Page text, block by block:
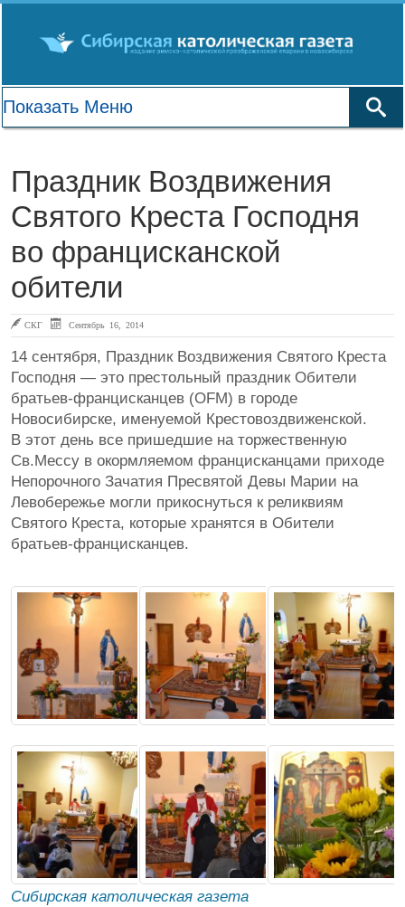
Праздник Воздвижения
Святого Креста Господня
во францисканской
обители
СКГ Сентябрь 16, 2014
14 сентября, Праздник Воздвижения Святого Креста
Господня — это престольный праздник Обители
братьев-францисканцев (OFM) в городе
Новосибирске, именуемой Крестовоздвиженской.
В этот день все пришедшие на торжественную
Св.Мессу в окормляемом францисканцами приходе
Непорочного Зачатия Пресвятой Девы Марии на
Левобережье могли прикоснуться к реликвиям
Святого Креста, которые хранятся в Обители
братьев-францисканцев.
Сибирская католическая газета